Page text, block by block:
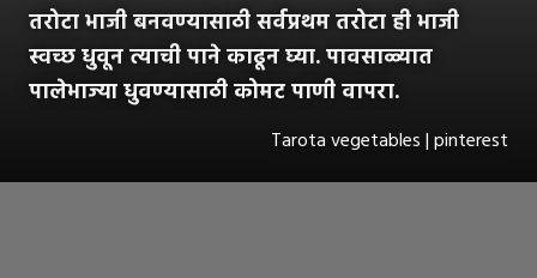
तरोटा भाजी बनवण्यासाठी सर्वप्रथम तरोटा ही भाजी
स्वच्छ धुवून त्याची पाने काढून घ्या. पावसाळ्यात
पालेभाज्या धुवण्यासाठी कोमट पाणी वापरा.
Tarota vegetables | pinterest